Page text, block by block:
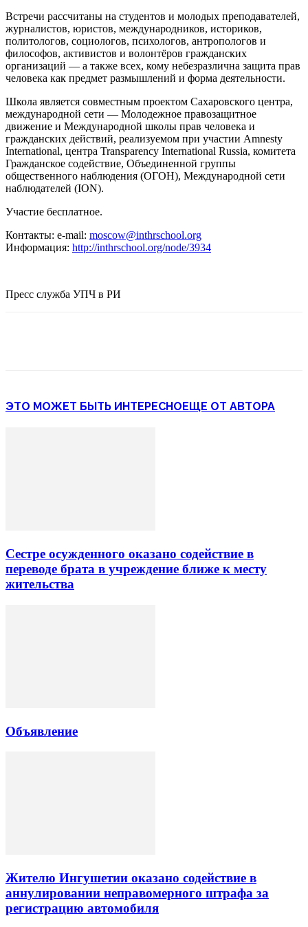
Встречи рассчитаны на студентов и молодых преподавателей,
журналистов, юристов, международников, историков,
политологов, социологов, психологов, антропологов и
философов, активистов и волонтёров гражданских
организаций — а также всех, кому небезразлична защита прав
человека как предмет размышлений и форма деятельности.
Школа является совместным проектом Сахаровского центра,
международной сети — Молодежное правозащитное
движение и Международной школы прав человека и
гражданских действий, реализуемом при участии Amnesty
International, центра Transparency International Russia, комитета
Гражданское содействие, Объединенной группы
общественного наблюдения (ОГОН), Международной сети
наблюдателей (ION).
Участие бесплатное.
Контакты: e-mail: moscow@inthrschool.org
Информация: http://inthrschool.org/node/3934
Пресс служба УПЧ в РИ
ЭТО МОЖЕТ БЫТЬ ИНТЕРЕСНОЕЩЕ ОТ АВТОРА
Сестре осужденного оказано содействие в
переводе брата в учреждение ближе к месту
жительства
Объявление
Жителю Ингушетии оказано содействие в
аннулировании неправомерного штрафа за
регистрацию автомобиля